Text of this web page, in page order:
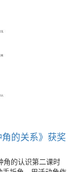
的关系》获奖
角的认识第二课时